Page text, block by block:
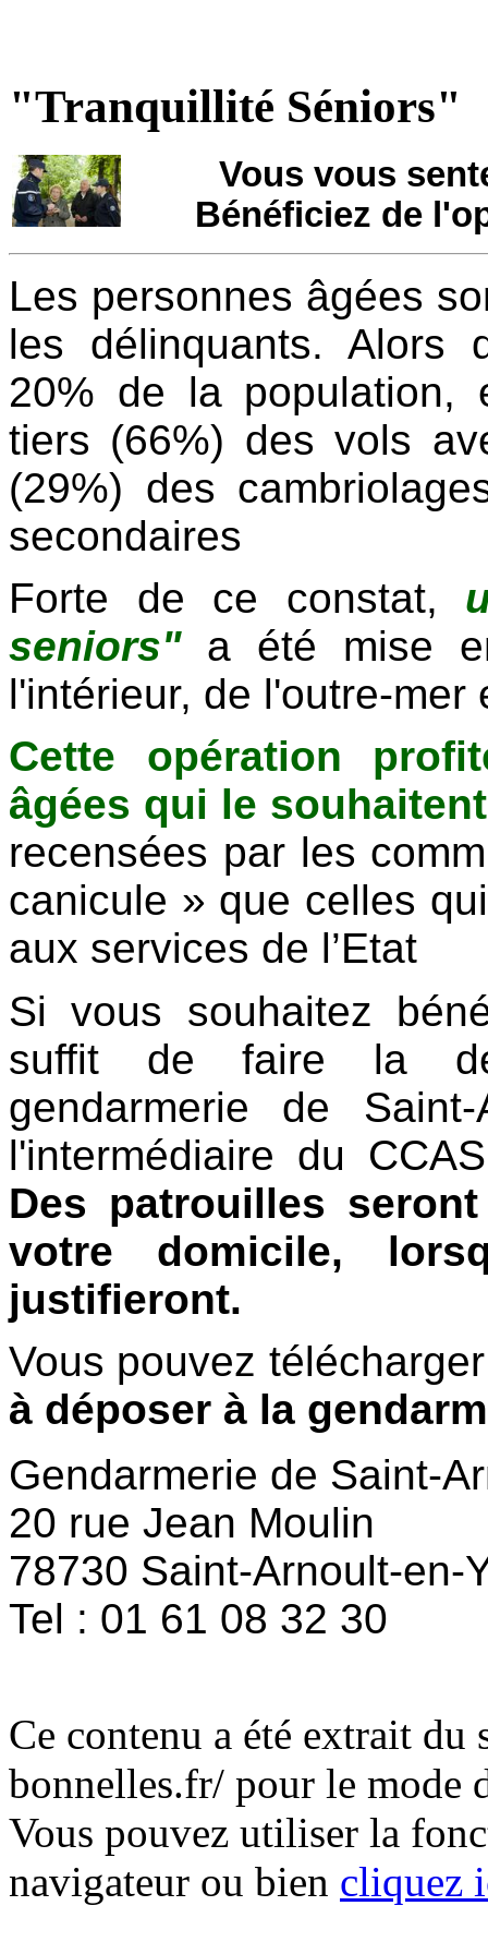
"Tranquillité Séniors"
Vous vous
Bénéficiez de
Les personnes âgées
les délinquants. Alors
20% de la population,
tiers (66%) des vols
(29%) des
secondaires
Forte de ce constat,
seniors" a été mise
l'intérieur, de l'outre-
Cette opération
âgées qui le souhaitent
recensées par les
canicule » que celles
aux services de l’Etat
Si vous souhaitez
suffit de faire la
gendarmerie de
l'intermédiaire du
Des patrouilles
votre domicile,
justifieront.
Vous pouvez
à déposer à la
Gendarmerie de Saint-
20 rue Jean Moulin
78730 Saint-Arnoult-en-
Tel : 01 61 08 32 30
Ce contenu a été extrait
bonnelles.fr/ pour le mode
Vous pouvez utiliser la
navigateur ou bien cliquez